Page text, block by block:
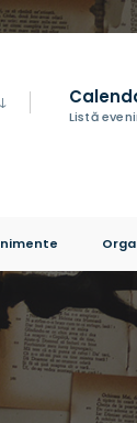
Listă